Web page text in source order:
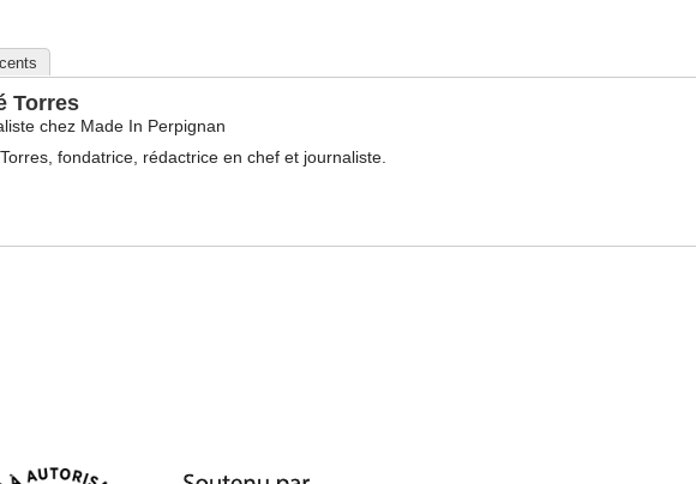
Torres
chez Made In Perpignan
fondatrice, rédactrice en chef et journaliste.